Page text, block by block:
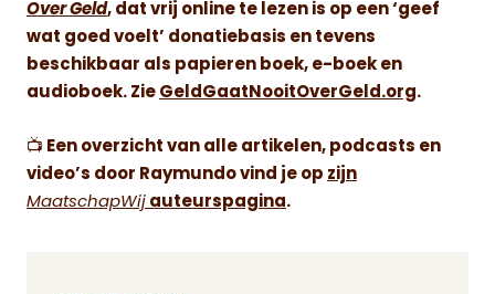
Over Geld, dat vrij online te lezen is op een ‘geef
wat goed voelt’ donatiebasis en tevens
beschikbaar als papieren boek, e-boek en
audioboek. Zie GeldGaatNooitOverGeld.org .
📺 Een overzicht van alle artikelen, podcasts en
video’s door Raymundo vind je op zijn
MaatschapWij auteurspagina .